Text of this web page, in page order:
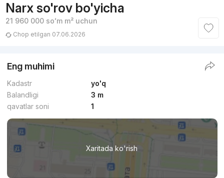
Narx so'rov bo'yicha
21 960 000 soʻmm² uchun
Chop etilgan 07.06.2026
Eng muhimi
Kadastr
yo'q
Balandligi
3 m
qavatlar soni
1
Xaritada ko'rish